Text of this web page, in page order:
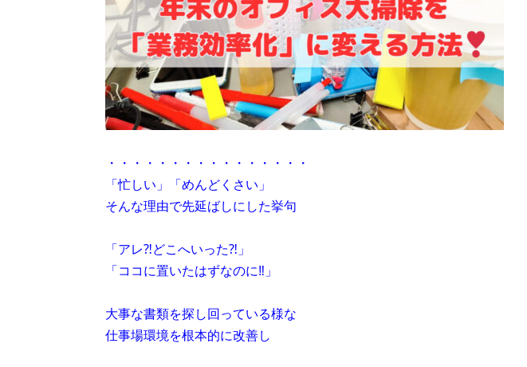
・・・・・・・・・・・・・・・・
「忙しい」「めんどくさい」
そんな理由で先延ばしにした挙句
「アレ⁈どこへいった⁈」
「ココに置いたはずなのに‼」
大事な書類を探し回っている様な
仕事場環境を根本的に改善し